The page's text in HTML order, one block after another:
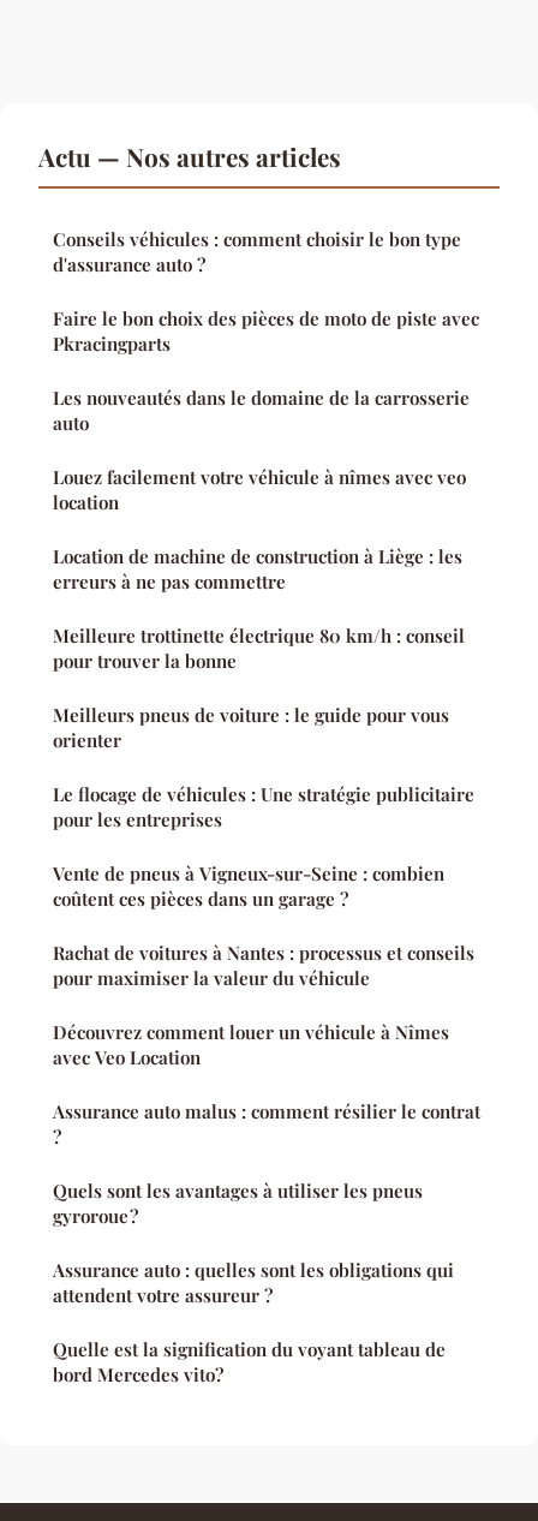
Actu — Nos autres articles
Conseils véhicules : comment choisir le bon type
d'assurance auto ?
Faire le bon choix des pièces de moto de piste avec
Pkracingparts
Les nouveautés dans le domaine de la carrosserie
auto
Louez facilement votre véhicule à nîmes avec veo
location
Location de machine de construction à Liège : les
erreurs à ne pas commettre
Meilleure trottinette électrique 80 km/h : conseil
pour trouver la bonne
Meilleurs pneus de voiture : le guide pour vous
orienter
Le flocage de véhicules : Une stratégie publicitaire
pour les entreprises
Vente de pneus à Vigneux-sur-Seine : combien
coûtent ces pièces dans un garage ?
Rachat de voitures à Nantes : processus et conseils
pour maximiser la valeur du véhicule
Découvrez comment louer un véhicule à Nîmes
avec Veo Location
Assurance auto malus : comment résilier le contrat
?
Quels sont les avantages à utiliser les pneus
gyroroue ?
Assurance auto : quelles sont les obligations qui
attendent votre assureur ?
Quelle est la signification du voyant tableau de
bord Mercedes vito?